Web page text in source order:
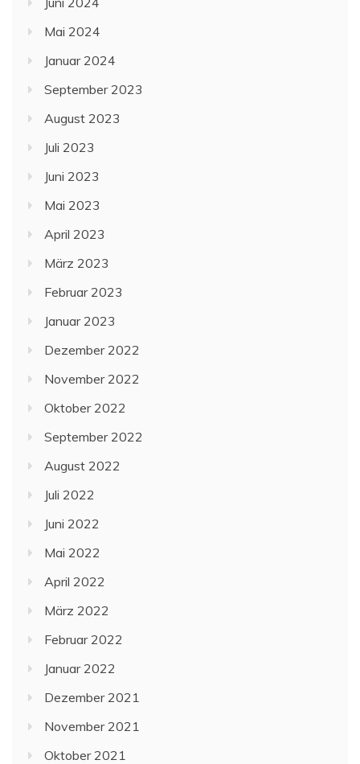
Mai 2024
Januar 2024
September 2023
August 2023
Juli 2023
Juni 2023
Mai 2023
April 2023
März 2023
Februar 2023
Januar 2023
Dezember 2022
November 2022
Oktober 2022
September 2022
August 2022
Juli 2022
Juni 2022
Mai 2022
April 2022
März 2022
Februar 2022
Januar 2022
Dezember 2021
November 2021
Oktober 2021